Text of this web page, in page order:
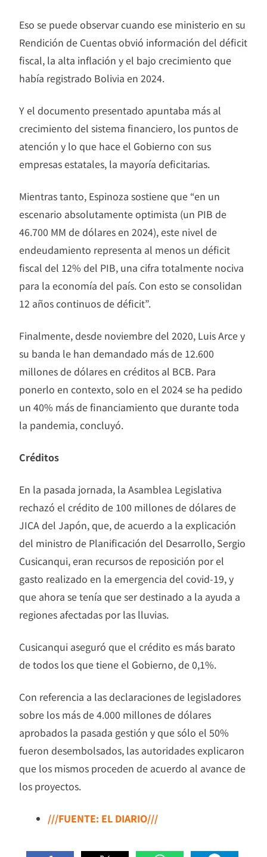
Eso se puede observar cuando ese ministerio en su
Rendición de Cuentas obvió información del déficit
fiscal, la alta inflación y el bajo crecimiento que
había registrado Bolivia en 2024.
Y el documento presentado apuntaba más al
crecimiento del sistema financiero, los puntos de
atención y lo que hace el Gobierno con sus
empresas estatales, la mayoría deficitarias.
Mientras tanto, Espinoza sostiene que “en un
escenario absolutamente optimista (un PIB de
46.700 MM de dólares en 2024), este nivel de
endeudamiento representa al menos un déficit
fiscal del 12% del PIB, una cifra totalmente nociva
para la economía del país. Con esto se consolidan
12 años continuos de déficit”.
Finalmente, desde noviembre del 2020, Luis Arce y
su banda le han demandado más de 12.600
millones de dólares en créditos al BCB. Para
ponerlo en contexto, solo en el 2024 se ha pedido
un 40% más de financiamiento que durante toda
la pandemia, concluyó.
Créditos
En la pasada jornada, la Asamblea Legislativa
rechazó el crédito de 100 millones de dólares de
JICA del Japón, que, de acuerdo a la explicación
del ministro de Planificación del Desarrollo, Sergio
Cusicanqui, eran recursos de reposición por el
gasto realizado en la emergencia del covid-19, y
que ahora se tenía que ser destinado a la ayuda a
regiones afectadas por las lluvias.
Cusicanqui aseguró que el crédito es más barato
de todos los que tiene el Gobierno, de 0,1%.
Con referencia a las declaraciones de legisladores
sobre los más de 4.000 millones de dólares
aprobados la pasada gestión y que sólo el 50%
fueron desembolsados, las autoridades explicaron
que los mismos proceden de acuerdo al avance de
los proyectos.
///FUENTE: EL DIARIO///